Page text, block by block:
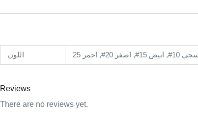
اللون
Reviews
There are no reviews yet.